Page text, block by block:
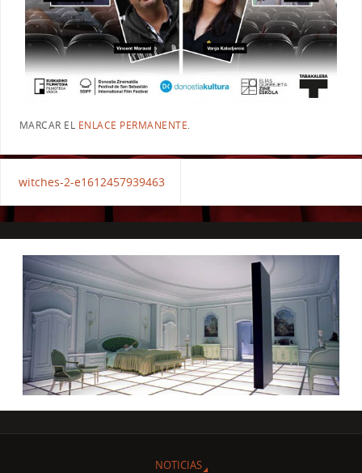
MARCAR EL ENLACE PERMANENTE.
witches-2-e1612457939463
NOTICIAS